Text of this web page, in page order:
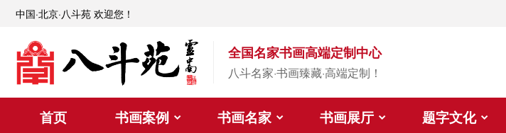
中国·北京·八斗苑 欢迎您！
全国名家书画高端定制中心
八斗名家·书画臻藏·高端定制！
首页 书画案例 书画名家 书画展厅 题字文化